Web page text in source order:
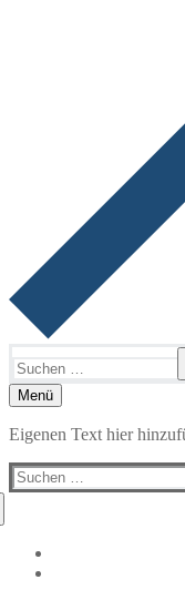
nach:
Menü
Eigenen Text hier
Suchen
nach: